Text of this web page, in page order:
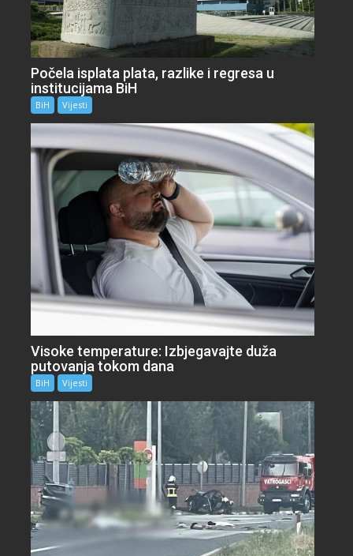
Počela isplata plata, razlike i regresa u
institucijama BiH
BiH Vijesti
Visoke temperature: Izbjegavajte duža
putovanja tokom dana
BiH Vijesti